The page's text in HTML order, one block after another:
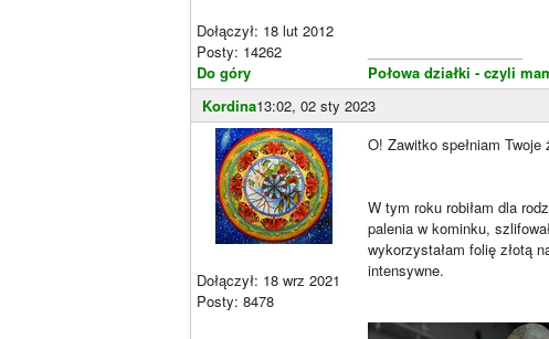
Dołączył: 18 lut 2012
Posty: 14262
Do góry
Połowa działki - czyli
Kordina13:02, 02 sty 2023
Dołączył: 18 wrz 2021
Posty: 8478
O! Zawitko spełniam
W tym roku robiłam dla
palenia w kominku,
wykorzystałam folię złotą
intensywne.